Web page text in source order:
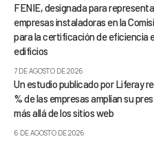
FENIE, designada para
empresas instaladoras en la
para la certificación de eficiencia
edificios
7 DE AGOSTO DE 2026
Un estudio publicado por Liferay
% de las empresas amplían su
más allá de los sitios web
6 DE AGOSTO DE 2026